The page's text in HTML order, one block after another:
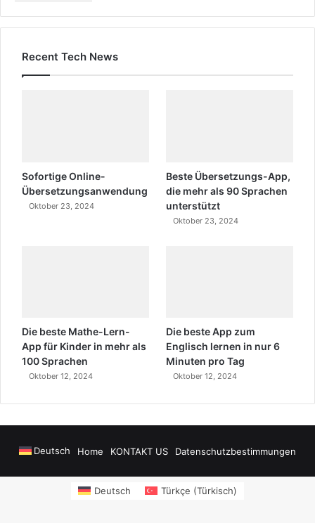
Recent Tech News
Sofortige Online-
Übersetzungsanwendung
Oktober 23, 2024
Beste Übersetzungs-App,
die mehr als 90 Sprachen
unterstützt
Oktober 23, 2024
Die beste Mathe-Lern-
App für Kinder in mehr als
100 Sprachen
Oktober 12, 2024
Die beste App zum
Englisch lernen in nur 6
Minuten pro Tag
Oktober 12, 2024
Deutsch Home KONTAKT US Datenschutzbestimmungen
Deutsch Türkçe (Türkisch)